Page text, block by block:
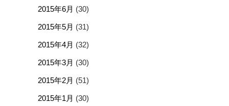
2015年6月 (30)
2015年5月 (31)
2015年4月 (32)
2015年3月 (30)
2015年2月 (51)
2015年1月 (30)